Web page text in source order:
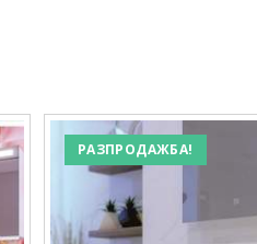
РАЗПРОДАЖБА!